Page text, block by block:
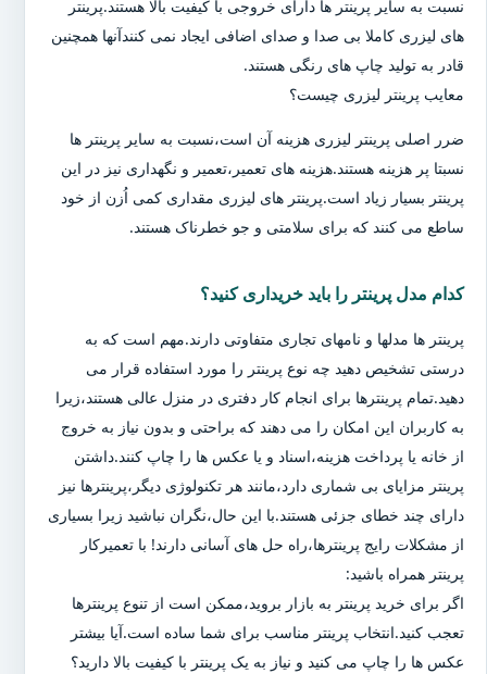
نسبت به سایر پرینتر ها دارای خروجی با کیفیت بالا هستند.پرینتر
های لیزری کاملا بی صدا و صدای اضافی ایجاد نمی کنندآنها همچنین
قادر به تولید چاپ های رنگی هستند.
معایب پرینتر لیزری چیست؟
ضرر اصلی پرینتر لیزری هزینه آن است،نسبت به سایر پرینتر ها
نسبتا پر هزینه هستند.هزینه های تعمیر،تعمیر و نگهداری نیز در این
پرینتر بسیار زیاد است.پرینتر های لیزری مقداری کمی اُزن از خود
ساطع می کنند که برای سلامتی و جو خطرناک هستند.
کدام مدل پرینتر را باید خریداری کنید؟
پرینتر ها مدلها و نامهای تجاری متفاوتی دارند.مهم است که به
درستی تشخیص دهید چه نوع پرینتر را مورد استفاده قرار می
دهید.تمام پرینترها برای انجام کار دفتری در منزل عالی هستند،زیرا
به کاربران این امکان را می دهند که براحتی و بدون نیاز به خروج
از خانه یا پرداخت هزینه،اسناد و یا عکس ها را چاپ کنند.داشتن
پرینتر مزایای بی شماری دارد،مانند هر تکنولوژی دیگر،پرینترها نیز
دارای چند خطای جزئی هستند.با این حال،نگران نباشید زیرا بسیاری
از مشکلات رایج پرینترها،راه حل های آسانی دارند! با تعمیرکار
پرینتر همراه باشید:
اگر برای خرید پرینتر به بازار بروید،ممکن است از تنوع پرینترها
تعجب کنید.انتخاب پرینتر مناسب برای شما ساده است.آیا بیشتر
عکس ها را چاپ می کنید و نیاز به یک پرینتر با کیفیت بالا دارید؟